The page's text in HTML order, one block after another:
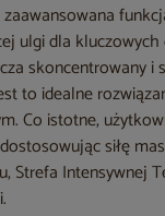
ulgi dla
skoncentrowany
to idealne
Co istotne,
siłę
Strefa Intensywnej